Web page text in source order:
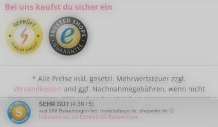
Bei uns kaufst du sicher ein
* Alle Preise inkl. gesetzl. Mehrwertsteuer zzgl.
Versandkosten und ggf. Nachnahmegebühren, wenn nicht
anders beschrieben
SEHR GUT (4.89 / 5)
aus 168 Bewertungen bei: trustedshops.de, shopvote.de ⓘ
Informationen zur Echtheit der Bewertungen